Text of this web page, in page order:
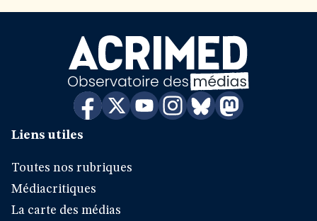
Liens utiles
Toutes nos rubriques
Médiacritiques
La carte des médias